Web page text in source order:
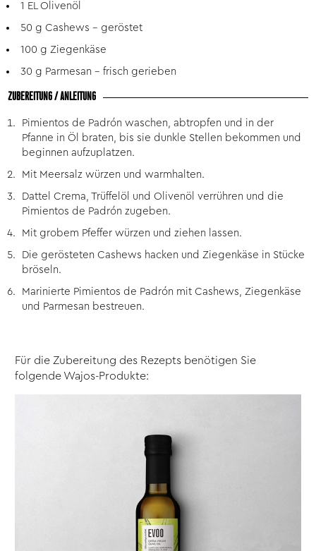
1 EL Olivenöl
50 g Cashews – geröstet
100 g Ziegenkäse
30 g Parmesan – frisch gerieben
ZUBEREITUNG / ANLEITUNG
Pimientos de Padrón waschen, abtropfen und in der
Pfanne in Öl braten, bis sie dunkle Stellen bekommen und
beginnen aufzuplatzen.
Mit Meersalz würzen und warmhalten.
Dattel Crema, Trüffelöl und Olivenöl verrühren und die
Pimientos de Padrón zugeben.
Mit grobem Pfeffer würzen und ziehen lassen.
Die gerösteten Cashews hacken und Ziegenkäse in Stücke
bröseln.
Marinierte Pimientos de Padrón mit Cashews, Ziegenkäse
und Parmesan bestreuen.
Für die Zubereitung des Rezepts benötigen Sie
folgende Wajos-Produkte: